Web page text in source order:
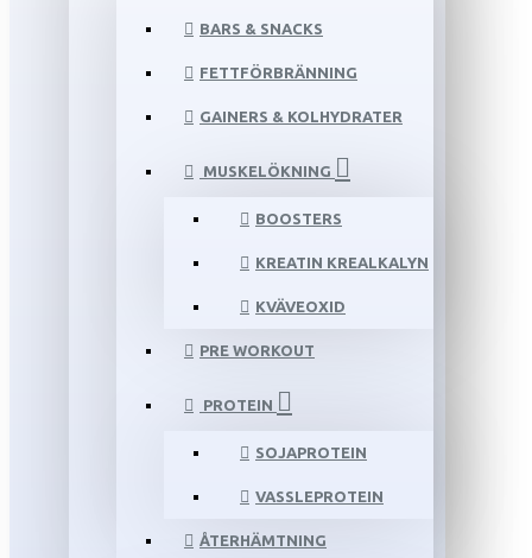
BARS & SNACKS
FETTFÖRBRÄNNING
GAINERS & KOLHYDRATER
MUSKELÖKNING
BOOSTERS
KREATIN KREALKALYN
KVÄVEOXID
PRE WORKOUT
PROTEIN
SOJAPROTEIN
VASSLEPROTEIN
ÅTERHÄMTNING